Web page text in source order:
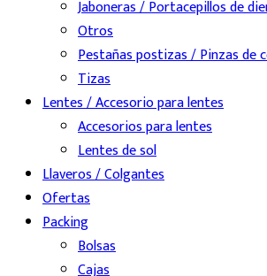
Jaboneras / Portacepillos de
Otros
Pestañas postizas / Pinzas de
Tizas
Lentes / Accesorio para lentes
Accesorios para lentes
Lentes de sol
Llaveros / Colgantes
Ofertas
Packing
Bolsas
Cajas